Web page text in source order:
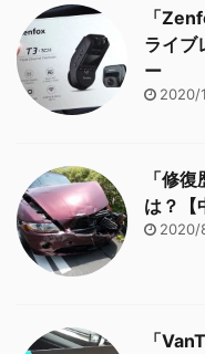
「
ライブ
ー
2020/
「修
は？【
2020/
「